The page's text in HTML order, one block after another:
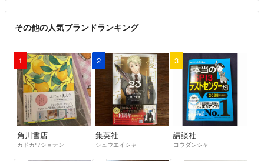
その他の人気ブランドランキング
1
角川書店
カドカワショテン
2
集英社
シュウエイシャ
3
講談社
コウダンシャ